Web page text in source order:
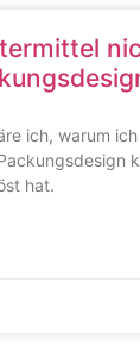
ich, warum
hat.